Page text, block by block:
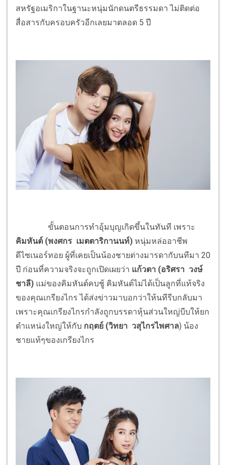
สหรัฐอเมริกาในฐานะหนุ่มนักดนตรีธรรมดา ไม่ติดต่อ
สื่อสารกับครอบครัวอีกเลยมาตลอด 5 ปี
ขั้นตอนการทำอุ้มบุญเกิดขึ้นในทันที เพราะ
คิมหันต์ (พงศกร เมตตาริกานนท์) หนุ่มหล่ออาชีพ
ดีไซเนอร์ทอย ผู้ที่เคยเป็นน้องชายต่างมารดากับนทีมา 20
ปี ก่อนที่ความจริงจะถูกเปิดเผยว่า แก้วตา (อริศรา วงษ์
ชาลี) แม่ของคิมหันต์คบชู้ คิมหันต์ไม่ได้เป็นลูกที่แท้จริง
ของคุณเกรียงไกร ได้ส่งข่าวมาบอกว่าให้นทีรีบกลับมา
เพราะคุณเกรียงไกรกำลังถูกบรรดาหุ้นส่วนใหญ่บีบให้ยก
ตำแหน่งใหญ่ให้กับ กฤตย์ (วิทยา วสุไกรไพศาล) น้อง
ชายแท้ๆของเกรียงไกร